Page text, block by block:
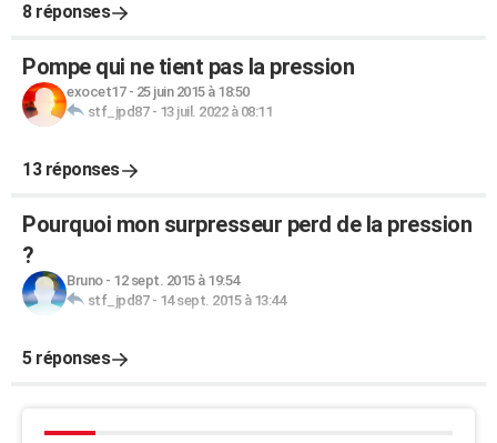
8 réponses
Pompe qui ne tient pas la pression
exocet17- 25 juin 2015 à 18:50
stf_jpd87- 13 juil. 2022 à 08:11
13 réponses
Pourquoi mon surpresseur perd de la pression
?
Bruno- 12 sept. 2015 à 19:54
stf_jpd87- 14 sept. 2015 à 13:44
5 réponses